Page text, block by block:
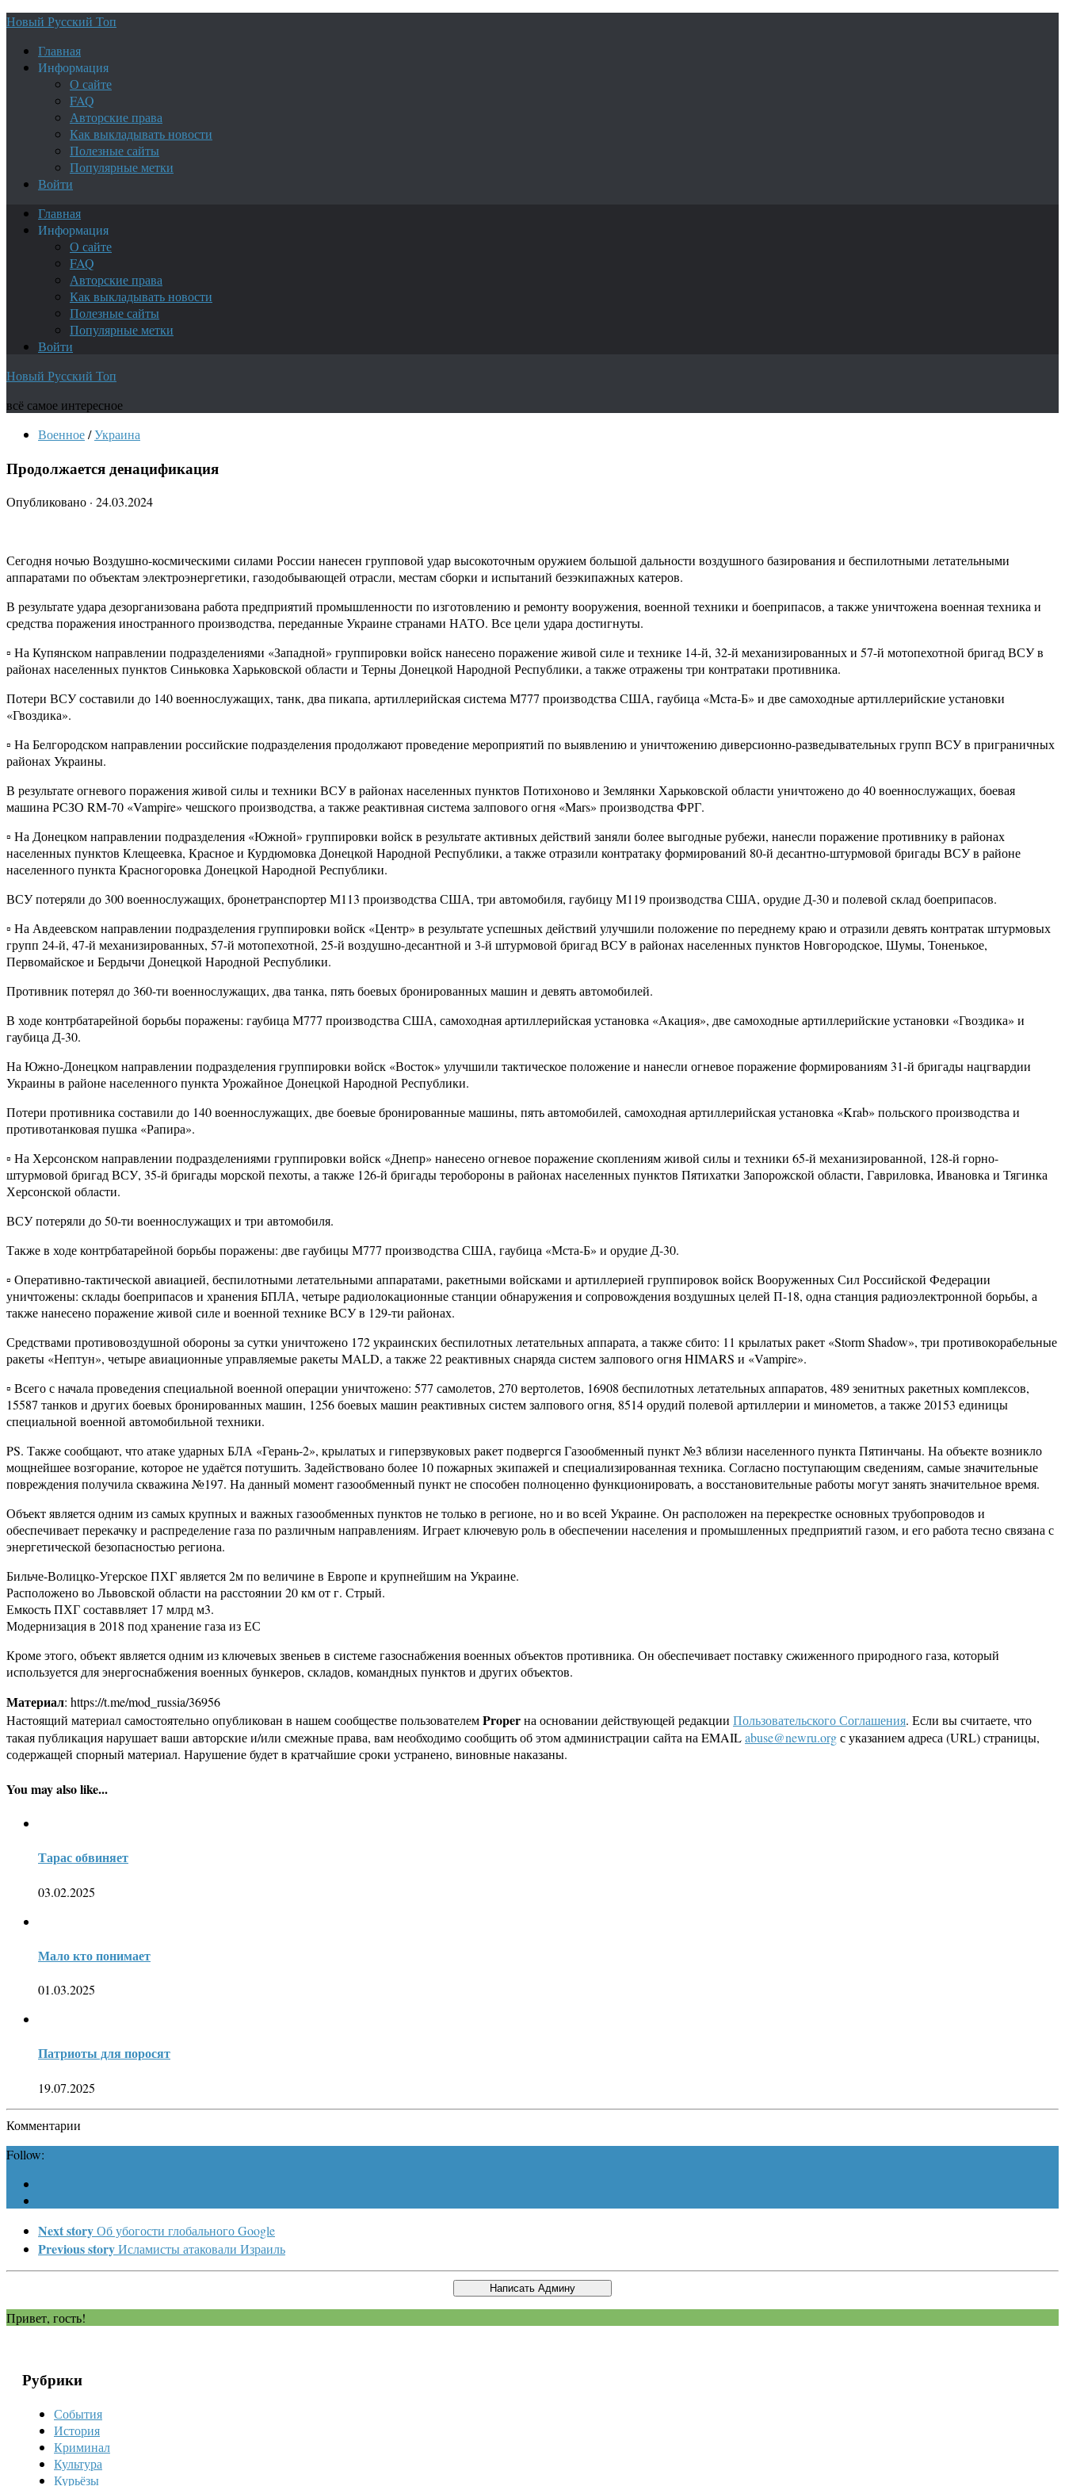
Новый Русский Топ
Главная
Информация
О сайте
FAQ
Авторские права
Как выкладывать новости
Полезные сайты
Популярные метки
Войти
Главная
Информация
О сайте
FAQ
Авторские права
Как выкладывать новости
Полезные сайты
Популярные метки
Войти
Новый Русский Топ
всё самое интересное
Военное/Украина
Продолжается денацификация
Опубликовано · 24.03.2024
Сегодня ночью Воздушно-космическими силами России нанесен групповой удар высокоточным оружием большой дальности воздушного базирования и беспилотными летательными
аппаратами по объектам электроэнергетики, газодобывающей отрасли, местам сборки и испытаний безэкипажных катеров.
В результате удара дезорганизована работа предприятий промышленности по изготовлению и ремонту вооружения, военной техники и боеприпасов, а также уничтожена военная техника и
средства поражения иностранного производства, переданные Украине странами НАТО. Все цели удара достигнуты.
▫️ На Купянском направлении подразделениями «Западной» группировки войск нанесено поражение живой силе и технике 14-й, 32-й механизированных и 57-й мотопехотной бригад ВСУ в
районах населенных пунктов Синьковка Харьковской области и Терны Донецкой Народной Республики, а также отражены три контратаки противника.
Потери ВСУ составили до 140 военнослужащих, танк, два пикапа, артиллерийская система М777 производства США, гаубица «Мста-Б» и две самоходные артиллерийские установки
«Гвоздика».
▫️ На Белгородском направлении российские подразделения продолжают проведение мероприятий по выявлению и уничтожению диверсионно-разведывательных групп ВСУ в приграничных
районах Украины.
В результате огневого поражения живой силы и техники ВСУ в районах населенных пунктов Потихоново и Землянки Харьковской области уничтожено до 40 военнослужащих, боевая
машина РСЗО RM-70 «Vampire» чешского производства, а также реактивная система залпового огня «Mars» производства ФРГ.
▫️ На Донецком направлении подразделения «Южной» группировки войск в результате активных действий заняли более выгодные рубежи, нанесли поражение противнику в районах
населенных пунктов Клещеевка, Красное и Курдюмовка Донецкой Народной Республики, а также отразили контратаку формирований 80-й десантно-штурмовой бригады ВСУ в районе
населенного пункта Красногоровка Донецкой Народной Республики.
ВСУ потеряли до 300 военнослужащих, бронетранспортер М113 производства США, три автомобиля, гаубицу М119 производства США, орудие Д-30 и полевой склад боеприпасов.
▫️ На Авдеевском направлении подразделения группировки войск «Центр» в результате успешных действий улучшили положение по переднему краю и отразили девять контратак штурмовых
групп 24-й, 47-й механизированных, 57-й мотопехотной, 25-й воздушно-десантной и 3-й штурмовой бригад ВСУ в районах населенных пунктов Новгородское, Шумы, Тоненькое,
Первомайское и Бердычи Донецкой Народной Республики.
Противник потерял до 360-ти военнослужащих, два танка, пять боевых бронированных машин и девять автомобилей.
В ходе контрбатарейной борьбы поражены: гаубица М777 производства США, самоходная артиллерийская установка «Акация», две самоходные артиллерийские установки «Гвоздика» и
гаубица Д-30.
На Южно-Донецком направлении подразделения группировки войск «Восток» улучшили тактическое положение и нанесли огневое поражение формированиям 31-й бригады нацгвардии
Украины в районе населенного пункта Урожайное Донецкой Народной Республики.
Потери противника составили до 140 военнослужащих, две боевые бронированные машины, пять автомобилей, самоходная артиллерийская установка «Krab» польского производства и
противотанковая пушка «Рапира».
▫️ На Херсонском направлении подразделениями группировки войск «Днепр» нанесено огневое поражение скоплениям живой силы и техники 65-й механизированной, 128-й горно-
штурмовой бригад ВСУ, 35-й бригады морской пехоты, а также 126-й бригады теробороны в районах населенных пунктов Пятихатки Запорожской области, Гавриловка, Ивановка и Тягинка
Херсонской области.
ВСУ потеряли до 50-ти военнослужащих и три автомобиля.
Также в ходе контрбатарейной борьбы поражены: две гаубицы М777 производства США, гаубица «Мста-Б» и орудие Д-30.
▫️ Оперативно-тактической авиацией, беспилотными летательными аппаратами, ракетными войсками и артиллерией группировок войск Вооруженных Сил Российской Федерации
уничтожены: склады боеприпасов и хранения БПЛА, четыре радиолокационные станции обнаружения и сопровождения воздушных целей П-18, одна станция радиоэлектронной борьбы, а
также нанесено поражение живой силе и военной технике ВСУ в 129-ти районах.
Средствами противовоздушной обороны за сутки уничтожено 172 украинских беспилотных летательных аппарата, а также сбито: 11 крылатых ракет «Storm Shadow», три противокорабельные
ракеты «Нептун», четыре авиационные управляемые ракеты MALD, а также 22 реактивных снаряда систем залпового огня HIMARS и «Vampire».
▫️ Всего с начала проведения специальной военной операции уничтожено: 577 самолетов, 270 вертолетов, 16908 беспилотных летательных аппаратов, 489 зенитных ракетных комплексов,
15587 танков и других боевых бронированных машин, 1256 боевых машин реактивных систем залпового огня, 8514 орудий полевой артиллерии и минометов, а также 20153 единицы
специальной военной автомобильной техники.
PS. Также сообщают, что атаке ударных БЛА «Герань-2», крылатых и гиперзвуковых ракет подвергся Газообменный пункт №3 вблизи населенного пункта Пятинчаны. ️На объекте возникло
мощнейшее возгорание, которое не удаётся потушить. Задействовано более 10 пожарных экипажей и специализированная техника. Согласно поступающим сведениям, самые значительные
повреждения получила скважина №197. На данный момент газообменный пункт не способен полноценно функционировать, а восстановительные работы могут занять значительное время.
Объект является одним из самых крупных и важных газообменных пунктов не только в регионе, но и во всей Украине. Он расположен на перекрестке основных трубопроводов и
обеспечивает перекачку и распределение газа по различным направлениям. Играет ключевую роль в обеспечении населения и промышленных предприятий газом, и его работа тесно связана с
энергетической безопасностью региона.
Бильче-Волицко-Угерское ПХГ является 2м по величине в Европе и крупнейшим на Украине.
Расположено во Львовской области на расстоянии 20 км от г. Стрый.
Емкость ПХГ составвляет 17 млрд м3.
Модернизация в 2018 под хранение газа из ЕС
Кроме этого, объект является одним из ключевых звеньев в системе газоснабжения военных объектов противника. Он обеспечивает поставку сжиженного природного газа, который
используется для энергоснабжения военных бункеров, складов, командных пунктов и других объектов.
Материал: https://t.me/mod_russia/36956
Настоящий материал самостоятельно опубликован в нашем сообществе пользователемProperна основании действующей редакции Пользовательского Соглашения. Если вы считаете, что
такая публикация нарушает ваши авторские и/или смежные права, вам необходимо сообщить об этом администрации сайта на EMAILabuse@newru.orgс указанием адреса (URL) страницы,
содержащей спорный материал. Нарушение будет в кратчайшие сроки устранено, виновные наказаны.
You may also like...
Тарас обвиняет
03.02.2025
Мало кто понимает
01.03.2025
Патриоты для поросят
19.07.2025
Комментарии
Follow:
Next storyОб убогости глобального Google
Previous storyИсламисты атаковали Израиль
Привет, гость!
Рубрики
События
История
Криминал
Культура
Курьёзы